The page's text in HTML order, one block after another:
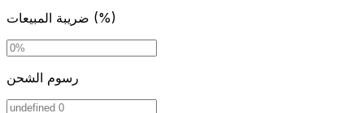
ضريبة المبيعات (%)
رسوم الشحن